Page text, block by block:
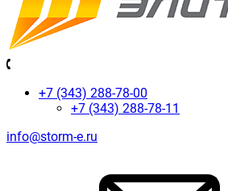
+7 (343) 288-78-00
+7 (343) 288-78-11
info@storm-e.ru